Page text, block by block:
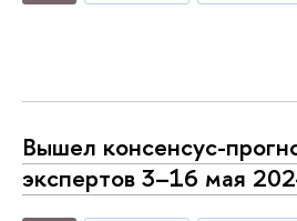
Вышел консенсус-
экспертов 3–16 мая